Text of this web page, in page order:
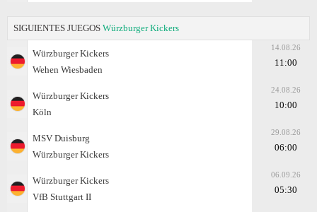
SIGUIENTES JUEGOS Würzburger Kickers
Würzburger Kickers
Wehen Wiesbaden
14.08.26
11:00
Würzburger Kickers
Köln
24.08.26
10:00
MSV Duisburg
Würzburger Kickers
29.08.26
06:00
Würzburger Kickers
VfB Stuttgart II
06.09.26
05:30